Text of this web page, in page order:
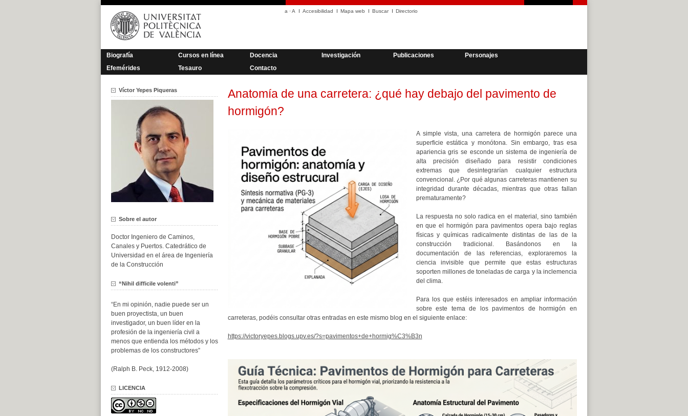
Saltar
contenido
a ·A Accesibilidad Mapa web Buscar Directorio
Biografía Cursos en línea Docencia Investigación Publicaciones
Personajes
Efemérides
Tesauro Contacto
Anatomía de una carretera: ¿qué hay debajo del pavimento de
hormigón?
A simple vista, una carretera de hormigón parece una
superficie estática y monótona. Sin embargo, tras esa
apariencia gris se esconde un sistema de ingeniería de
alta precisión diseñado para resistir condiciones
extremas que desintegrarían cualquier estructura
convencional. ¿Por qué algunas carreteras mantienen su
integridad durante décadas, mientras que otras fallan
prematuramente?
La respuesta no solo radica en el material, sino también
en que el hormigón para pavimentos opera bajo reglas
físicas y químicas radicalmente distintas de las de la
construcción tradicional. Basándonos en la
documentación de las referencias, exploraremos la
ciencia invisible que permite que estas estructuras
soporten millones de toneladas de carga y la inclemencia
del clima.
Para los que estéis interesados en ampliar información
sobre este tema de los pavimentos de hormigón en
carreteras, podéis consultar otras entradas en este mismo blog en el siguiente enlace:
https://victoryepes.blogs.upv.es/?s=pavimentos+de+hormig%C3%B3n
Víctor Yepes Piqueras
Sobre el autor
Doctor Ingeniero de Caminos,
Canales y Puertos. Catedrático de
Universidad en el área de Ingeniería
de la Construcción
“Nihil difficile volenti”
“En mi opinión, nadie puede ser un
buen proyectista, un buen
investigador, un buen líder en la
profesión de la ingeniería civil a
menos que entienda los métodos y los
problemas de los constructores”
(Ralph B. Peck, 1912-2008)
LICENCIA